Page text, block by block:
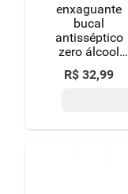
enxaguante
bucal
antisséptico
zero álcool
menta fresca
listerine
R$ 32,99